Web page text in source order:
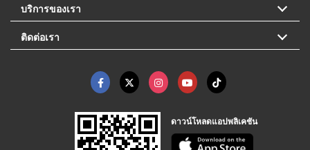
บริการของเรา
ติดต่อเรา
ดาวน์โหลดแอปพลิเคชัน